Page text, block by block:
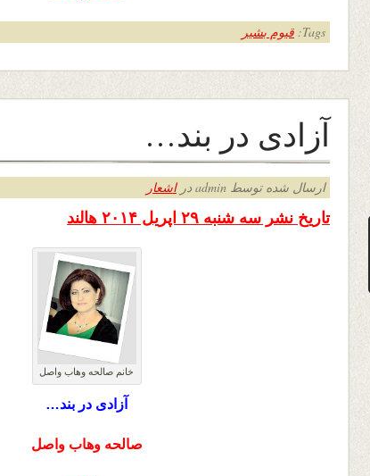
Tags: قیوم بشیر
آزادی در بند…
ارسال شده توسط admin در اشعار
تاریخ نشر سه شنبه ۲۹ اپریل ۲۰۱۴ هالند
خانم صالحه وهاب واصل
آزادی در بند…
صالحه وهاب واصل